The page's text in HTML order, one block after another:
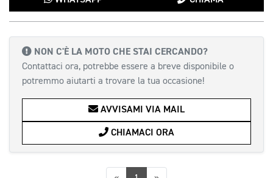
NON C'È LA MOTO CHE STAI CERCANDO?
Contattaci ora, potrebbe essere a breve disponibile o
potremmo aiutarti a trovare la tua occasione!
AVVISAMI VIA MAIL
CHIAMACI ORA